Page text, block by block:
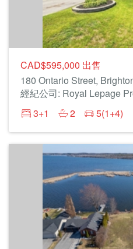
CAD$595,000 出售
180 Ontario Street,
經紀公司: Royal Lepage
3+1
2 5(1+4)